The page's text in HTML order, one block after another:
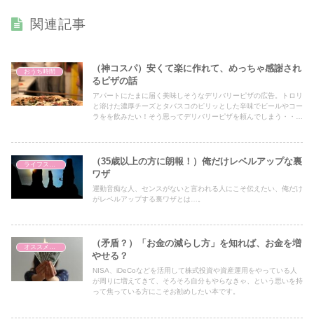
関連記事
おうち時間
（神コスパ）安くて楽に作れて、めっちゃ感謝され
るピザの話
アパートにたまに届く美味しそうなデリバリーピザの広告。トロリ
と溶けた濃厚チーズとタバスコのピリッとした辛味でビールやコー
ラをを飲みたい！そう思ってデリバリーピザを頼んでしまう・・・
（35歳以上の方に朗報！）俺だけレベルアップな裏
ワザ
運動音痴な人、センスがないと言われる人にこそ伝えたい、俺だけ
がレベルアップする裏ワザとは…。
（矛盾？）「お金の減らし方」を知れば、お金を増
やせる？
NISA、iDeCoなどを活用して株式投資や資産運用をやっている人
が周りに増えてきて、そろそろ自分もやらなきゃ、という思いを持
って焦っている方にこそお勧めしたい本です。